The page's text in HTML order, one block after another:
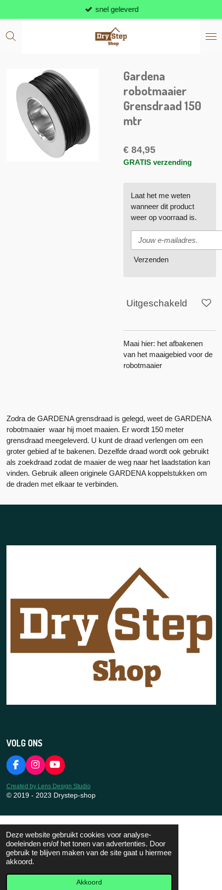
Deze website gebruikt cookies voor analyse-
doeleinden en/of het tonen van advertenties. Door
gebruik te blijven maken van de site gaat u hiermee
akkoord.
Akkoord
direct
naar
snel geleverd
Gardena
robotmaaier
Grensdraad 150
mtr
€ 84,95
GRATIS verzending
Laat het me weten
wanneer dit product
weer op voorraad is.
Verzenden
Uitgeschakeld
Maai hier: het afbakenen
van het maaigebied voor de
robotmaaier
Zodra de GARDENA grensdraad is gelegd, weet de GARDENA
robotmaaier waar hij moet maaien. Er wordt 150 meter
grensdraad meegeleverd. U kunt de draad verlengen om een
groter gebied af te bakenen. Dezelfde draad wordt ook gebruikt
als zoekdraad zodat de maaier de weg naar het laadstation kan
vinden. Gebruik alleen originele GARDENA koppelstukken om
de draden met elkaar te verbinden.
VOLG ONS
F
a
c
e
I
n
s
t
a
m
Y
o
u
T
Created by Lens Design Studio
© 2019 - 2023 Drystep-shop